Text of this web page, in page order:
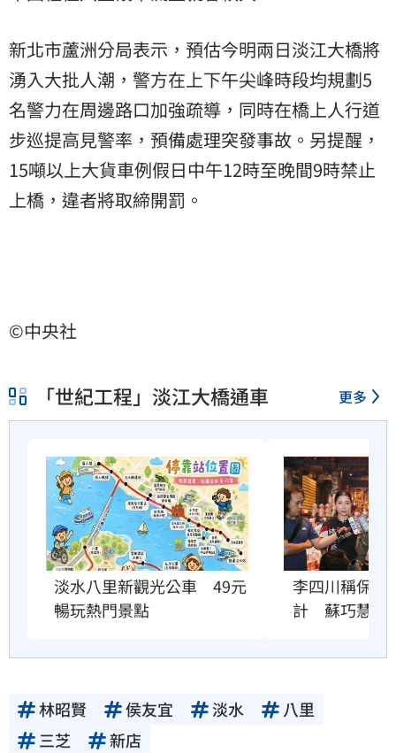
新北市蘆洲分局表示，預估今明兩日淡江大橋將
湧入大批人潮，警方在上下午尖峰時段均規劃5
名警力在周邊路口加強疏導，同時在橋上人行道
步巡提高見警率，預備處理突發事故。另提醒，
15噸以上大貨車例假日中午12時至晚間9時禁止
上橋，違者將取締開罰。
©中央社
「世紀工程」淡江大橋通車 更多
淡水八里新觀光公車　49元
暢玩熱門景點
李四川稱保住
計　蘇巧慧說
林昭賢 侯友宜 淡水
八里
三芝
新店